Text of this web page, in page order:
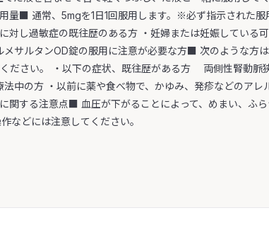
量■ 通常、5mgを1日1回服用します。※必ず指示された
し過敏症の既往歴のある方 ・妊婦または妊娠している
サルタンOD錠の服用に注意が必要な方■ 次のような方
ださい。 ・以下の症状、既往歴がある方 両側性腎動脈
中の方 ・以前に薬や食べ物で、かゆみ、発疹などのア
する注意点■ 血圧が下がることによって、めまい、ふ
などには注意してください。